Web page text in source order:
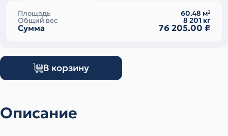
Площадь 60.48 м2
Общий вес 8 201 кг
Сумма 76 205.00 ₽
В корзину
Описание